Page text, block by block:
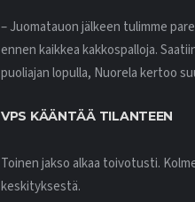
– Juomatauon jälkeen tulimme
ennen kaikkea kakkospalloja.
puoliajan lopulla, Nuorela kertoo
VPS KÄÄNTÄÄ TILANTEEN
Toinen jakso alkaa toivotusti.
keskityksestä.